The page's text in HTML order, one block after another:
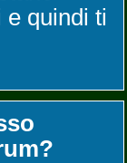
quindi ti